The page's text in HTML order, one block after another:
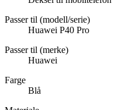
Passer til (modell/serie)
Huawei P40 Pro
Passer til (merke)
Huawei
Farge
Blå